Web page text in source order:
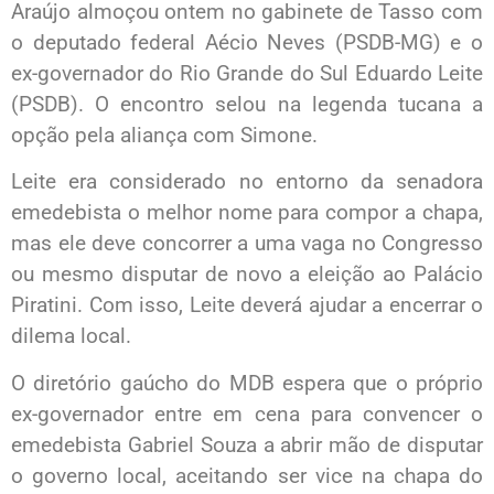
Araújo almoçou ontem no gabinete de Tasso com
o deputado federal Aécio Neves (PSDB-MG) e o
ex-governador do Rio Grande do Sul Eduardo Leite
(PSDB). O encontro selou na legenda tucana a
opção pela aliança com Simone.
Leite era considerado no entorno da senadora
emedebista o melhor nome para compor a chapa,
mas ele deve concorrer a uma vaga no Congresso
ou mesmo disputar de novo a eleição ao Palácio
Piratini. Com isso, Leite deverá ajudar a encerrar o
dilema local.
O diretório gaúcho do MDB espera que o próprio
ex-governador entre em cena para convencer o
emedebista Gabriel Souza a abrir mão de disputar
o governo local, aceitando ser vice na chapa do